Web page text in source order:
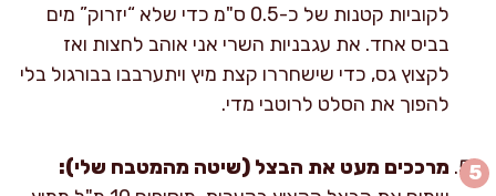
לקוביות קטנות של כ-0.5 ס"מ כדי שלא “יזרוק” מים
בביס אחד. את עגבניות השרי אני אוהב לחצות ואז
לקצוץ גס, כדי שישחררו קצת מיץ ויתערבבו בבורגול בלי
להפוך את הסלט לרוטבי מדי.
מרככים מעט את הבצל (שיטה מהמטבח שלי):